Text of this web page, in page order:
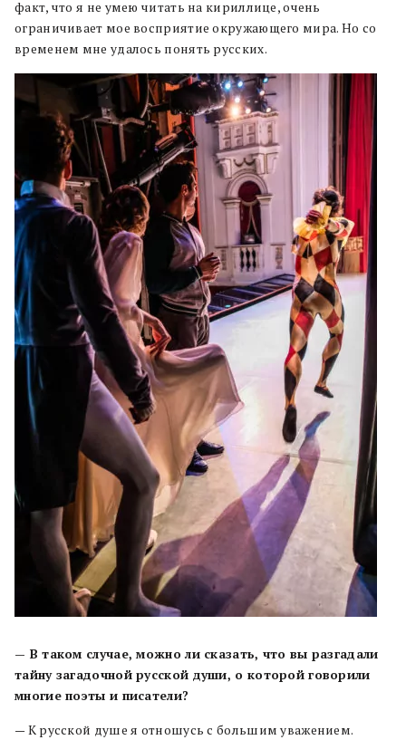
факт, что я не умею читать на кириллице, очень
ограничивает мое восприятие окружающего мира. Но со
временем мне удалось понять русских.
— В таком случае, можно ли сказать, что вы разгадали
тайну загадочной русской души, о которой говорили
многие поэты и писатели?
— К русской душе я отношусь с большим уважением.